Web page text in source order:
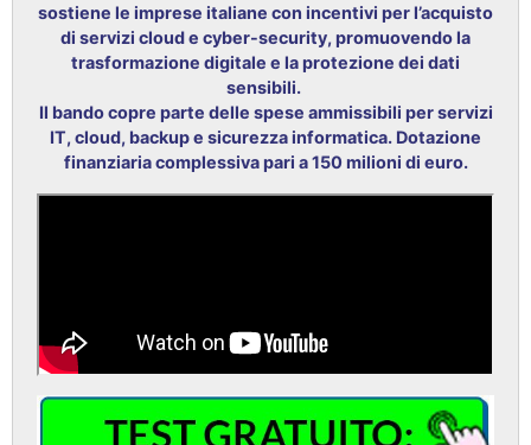
sostiene le imprese italiane con incentivi per l’acquisto
di servizi cloud e cyber-security, promuovendo la
trasformazione digitale e la protezione dei dati
sensibili.
Il bando copre parte delle spese ammissibili per servizi
IT, cloud, backup e sicurezza informatica. Dotazione
finanziaria complessiva pari a 150 milioni di euro.